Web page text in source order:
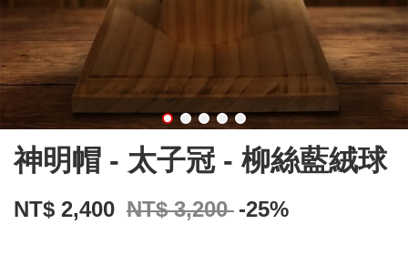
神明帽 - 太子冠 - 柳絲藍絨球
NT$ 2,400 NT$ 3,200 -25%